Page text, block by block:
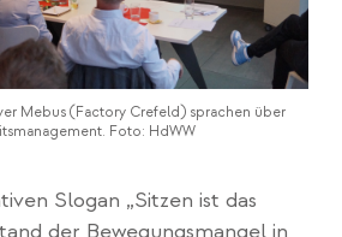
Mebus (Factory Crefeld) sprachen über
Foto: HdWW
Slogan „Sitzen ist das